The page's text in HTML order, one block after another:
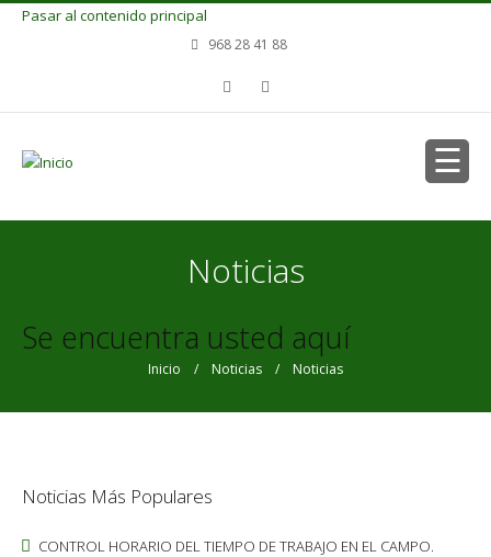
Pasar al contenido principal
968 28 41 88
Noticias
Se encuentra usted aquí
Inicio / Noticias / Noticias
Noticias Más Populares
CONTROL HORARIO DEL TIEMPO DE TRABAJO EN EL CAMPO.